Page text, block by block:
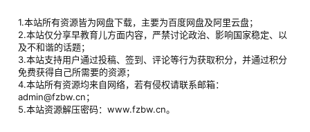
1.本站所有资源皆为网盘下载，主要为百度网盘及阿里云盘；
2.本站仅分享早教育儿方面内容，严禁讨论政治、影响国家稳定、以
及不和谐的话题；
3.本站支持用户通过投稿、签到、评论等行为获取积分，并通过积分
免费获得自己所需要的资源；
4.本站所有资源均来自网络，若有侵权请联系邮箱：
admin@fzbw.cn；
5.本站资源解压密码：www.fzbw.cn。